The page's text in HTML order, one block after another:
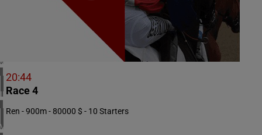
VERENIGD KONINKRIJK
5 meeting(s)
IERLAND
1 meeting(s)
VERENIGDE STATEN
20:44
Race 4
Ren - 900m - 80000 $ - 10 Starters